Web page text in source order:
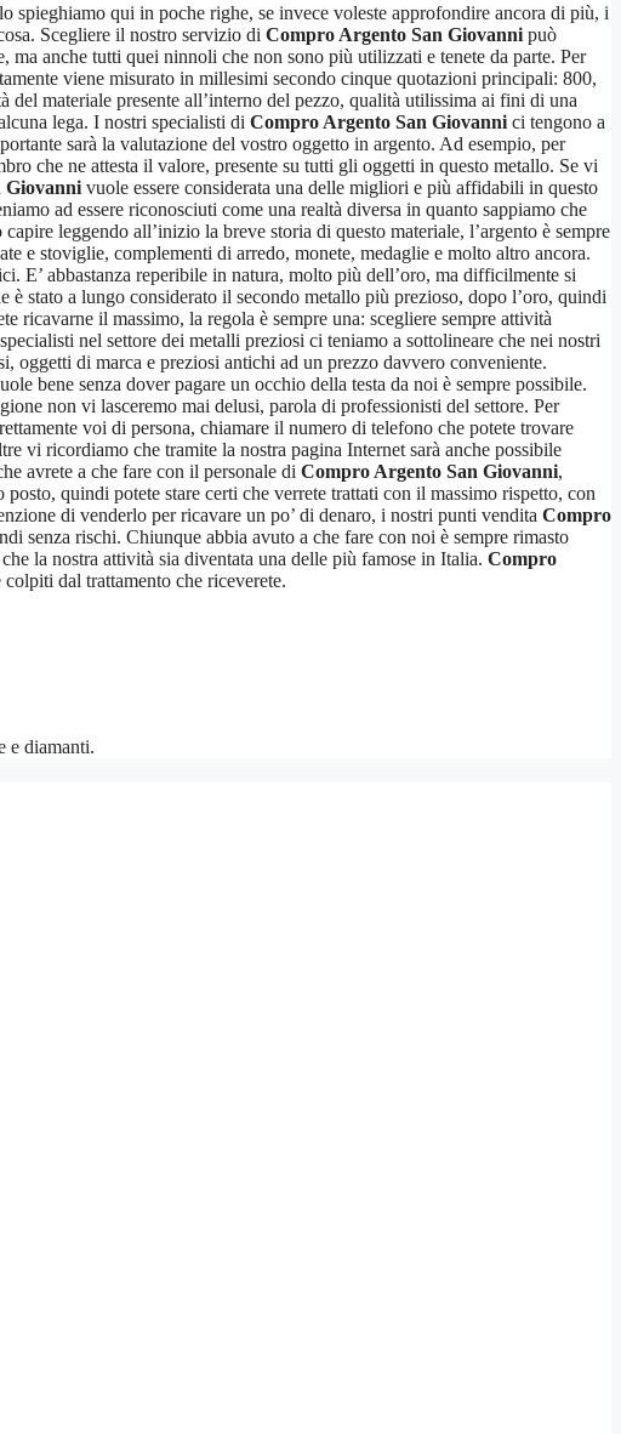
spieghiamo qui in poche righe, se invece voleste approfondire ancora di più, i
Scegliere il nostro servizio di Compro Argento San Giovanni può
anche tutti quei ninnoli che non sono più utilizzati e tenete da parte. Per
viene misurato in millesimi secondo cinque quotazioni principali: 800,
materiale presente all’interno del pezzo, qualità utilissima ai fini di una
lega. I nostri specialisti di Compro Argento San Giovanni ci tengono a
sarà la valutazione del vostro oggetto in argento. Ad esempio, per
che ne attesta il valore, presente su tutti gli oggetti in questo metallo. Se vi
Giovanni vuole essere considerata una delle migliori e più affidabili in questo
ad essere riconosciuti come una realtà diversa in quanto sappiamo che
leggendo all’inizio la breve storia di questo materiale, l’argento è sempre
e stoviglie, complementi di arredo, monete, medaglie e molto altro ancora.
E’ abbastanza reperibile in natura, molto più dell’oro, ma difficilmente si
è stato a lungo considerato il secondo metallo più prezioso, dopo l’oro, quindi
ricavarne il massimo, la regola è sempre una: scegliere sempre attività
nel settore dei metalli preziosi ci teniamo a sottolineare che nei nostri
oggetti di marca e preziosi antichi ad un prezzo davvero conveniente.
bene senza dover pagare un occhio della testa da noi è sempre possibile.
non vi lasceremo mai delusi, parola di professionisti del settore. Per
voi di persona, chiamare il numero di telefono che potete trovare
vi ricordiamo che tramite la nostra pagina Internet sarà anche possibile
avrete a che fare con il personale di Compro Argento San Giovanni,
quindi potete stare certi che verrete trattati con il massimo rispetto, con
di venderlo per ricavare un po’ di denaro, i nostri punti vendita Compro
senza rischi. Chiunque abbia avuto a che fare con noi è sempre rimasto
la nostra attività sia diventata una delle più famose in Italia. Compro
dal trattamento che riceverete.
e diamanti.